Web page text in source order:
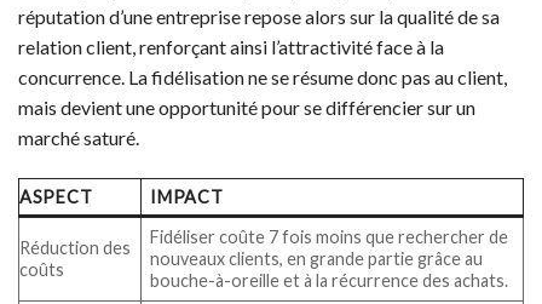
réputation d’une entreprise repose alors sur la qualité de sa
relation client, renforçant ainsi l’attractivité face à la
concurrence. La fidélisation ne se résume donc pas au client,
mais devient une opportunité pour se différencier sur un
marché saturé.
ASPECT IMPACT
Réduction des
coûts
Fidéliser coûte 7 fois moins que rechercher de
nouveaux clients, en grande partie grâce au
bouche-à-oreille et à la récurrence des achats.